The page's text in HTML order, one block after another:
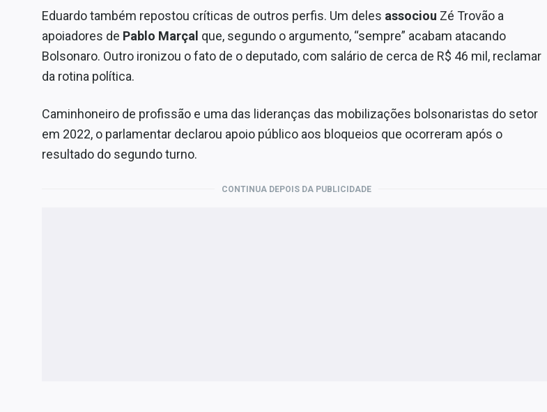
Eduardo também repostou críticas de outros perfis. Um deles associou Zé Trovão a
apoiadores de Pablo Marçal que, segundo o argumento, “sempre” acabam atacando
Bolsonaro. Outro ironizou o fato de o deputado, com salário de cerca de R$ 46 mil, reclamar
da rotina política.
Caminhoneiro de profissão e uma das lideranças das mobilizações bolsonaristas do setor
em 2022, o parlamentar declarou apoio público aos bloqueios que ocorreram após o
resultado do segundo turno.
CONTINUA DEPOIS DA PUBLICIDADE